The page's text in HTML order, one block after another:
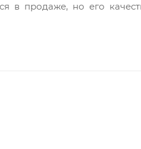
в продаже, но его